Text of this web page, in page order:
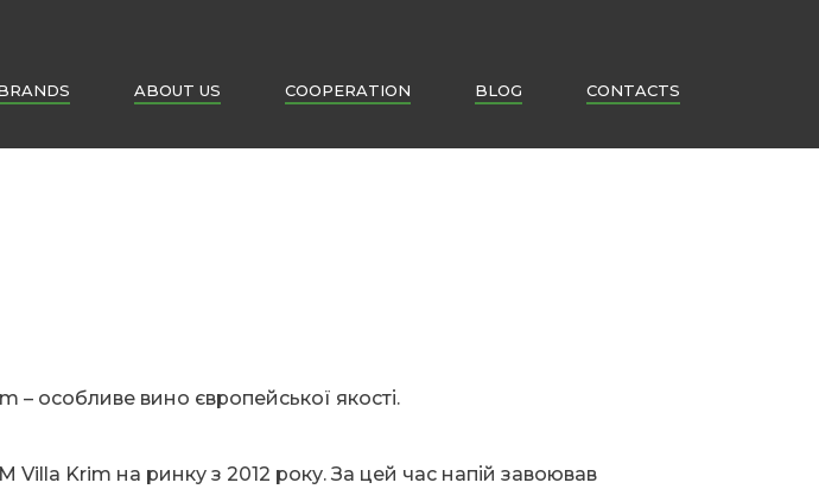
ABOUT US COOPERATION BLOG CONTACTS
– особливе вино європейської якості.
Villa Krim на ринку з 2012 року. За цей час напій завоював